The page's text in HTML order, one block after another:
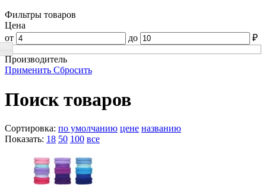
Фильтры товаров
Цена
от
до ₽
Производитель
Применить Сбросить
Поиск товаров
Сортировка: по умолчанию цене названию
Показать: 18 50 100 все